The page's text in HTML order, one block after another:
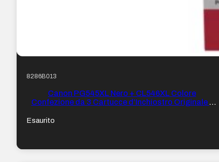
8286B013
Canon PG545XL Nero + CL546XL Colore
Confezione da 3 Cartucce d’Inchiostro Originale –
Esaurito